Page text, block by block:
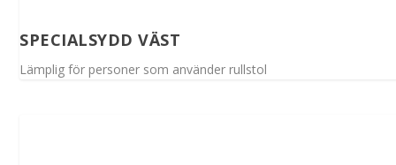
SPECIALSYDD VÄST
Lämplig för personer som använder rullstol